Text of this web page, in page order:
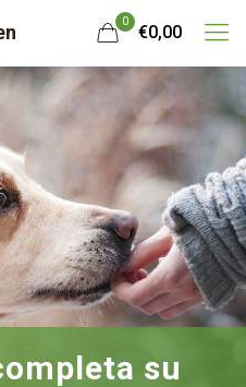
0
€0,00
su